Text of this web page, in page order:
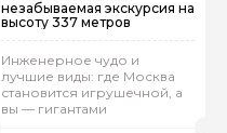
незабываемая экскурсия на
высоту 337 метров
Инженерное чудо и
лучшие виды: где Москва
становится игрушечной, а
вы — гигантами